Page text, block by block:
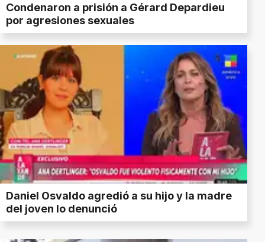
Condenaron a prisión a Gérard Depardieu
por agresiones sexuales
Daniel Osvaldo agredió a su hijo y la madre
del joven lo denunció